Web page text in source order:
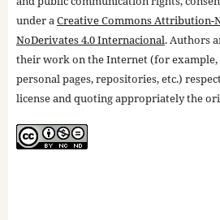
under aCreative Commons Attribution-
NoDerivates 4.0 Internacional. Authors
their work on the Internet (for
personal pages, repositories, etc.)
license and quoting appropriately the